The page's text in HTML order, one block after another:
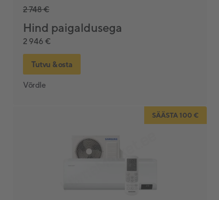
2 748 €
Hind paigaldusega
2 946 €
Tutvu & osta
Võrdle
SÄÄSTA 100 €